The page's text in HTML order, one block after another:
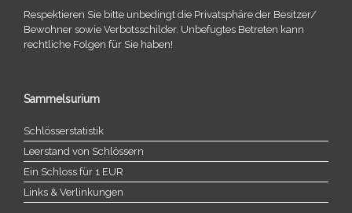
Respektieren Sie bitte unbe­dingt die Privatsphäre der Besitzer/​
Bewohner sowie Verbotsschilder. Unbefugtes Betreten kann
recht­li­che Folgen für Sie haben!
Sammelsurium
Schlösserstatistik
Leerstand von Schlössern
Ein Schloss für 1 EUR
Links & Verlinkungen